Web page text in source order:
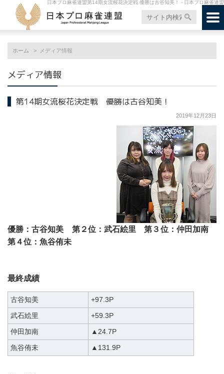
日本プロ麻雀連盟第14期女流桜花決定戦 優勝は古谷知美！ - 日本プロ麻雀連盟
ホーム メディア情報
メディア情報
第14期女流桜花決定戦 優勝は古谷知美！
2019年12月23日
優勝：古谷知美 第２位：武石絵里 第３位：仲田加南
第４位：魚谷侑未
最終成績
古谷知美 +97.3P
武石絵里 +59.3P
仲田加南 ▲24.7P
魚谷侑未 ▲131.9P